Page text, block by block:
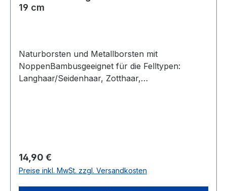
19 cm
Naturborsten und Metallborsten mit
NoppenBambusgeeignet für die Felltypen:
Langhaar/Seidenhaar, Zotthaar,
Regulärer Preis:
14,90 €
Preise inkl. MwSt. zzgl. Versandkosten